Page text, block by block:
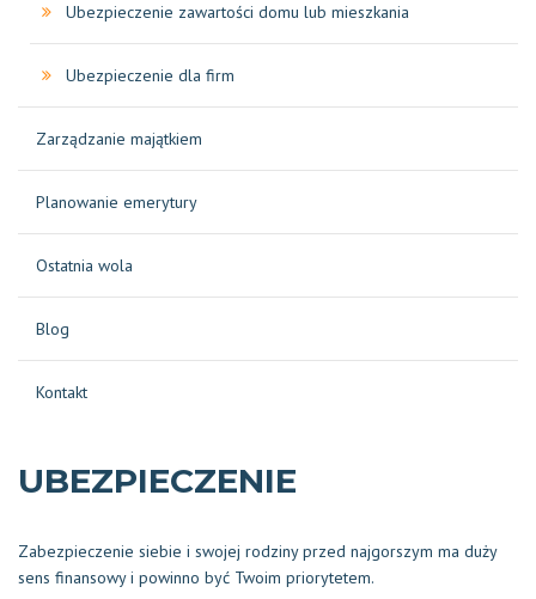
Ubezpieczenie zawartości domu lub mieszkania
Ubezpieczenie dla firm
Zarządzanie majątkiem
Planowanie emerytury
Ostatnia wola
Blog
Kontakt
UBEZPIECZENIE
Zabezpieczenie siebie i swojej rodziny przed najgorszym ma duży
sens finansowy i powinno być Twoim priorytetem.